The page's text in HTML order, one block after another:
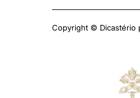
Copyright © Dicastério